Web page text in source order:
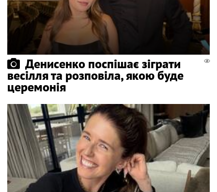
Денисенко поспішає зіграти
весілля та розповіла, якою буде
церемонія